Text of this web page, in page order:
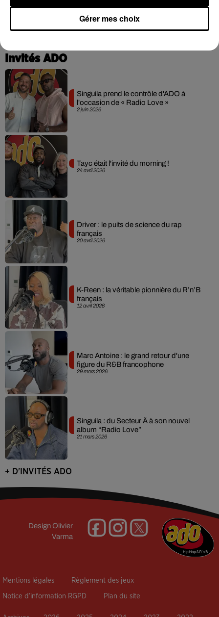
Invités ADO
2 juin 2026
Singuila prend le contrôle d'ADO à
l'occasion de « Radio Love »
24 avril 2026
Tayc était l'invité du morning !
20 avril 2026
Driver : le puits de science du rap
français
12 avril 2026
K-Reen : la véritable pionnière du R’n’B
français
29 mars 2026
Marc Antoine : le grand retour d'une
figure du R&B francophone
21 mars 2026
Singuila : du Secteur Ä à son nouvel
album “Radio Love”
+ D'INVITÉS ADO
Design Olivier
Varma
Mentions légales Règlement des jeux
Notice d’information RGPD Plan du site
Gérer mes choix